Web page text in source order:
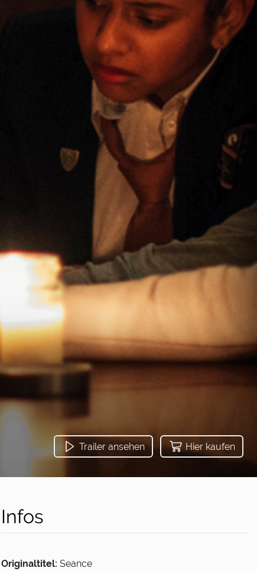
Trailer ansehen Hier kaufen
Infos
Originaltitel: Seance